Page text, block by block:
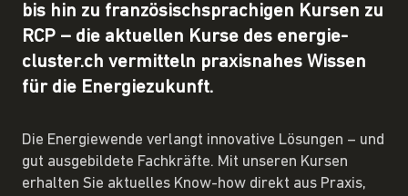
bis hin zu französischsprachigen Kursen zu
RCP – die aktuellen Kurse des energie-
cluster.ch vermitteln praxisnahes Wissen
für die Energiezukunft.
Die Energiewende verlangt innovative Lösungen – und
gut ausgebildete Fachkräfte. Mit unseren Kursen
erhalten Sie aktuelles Know-how direkt aus Praxis,